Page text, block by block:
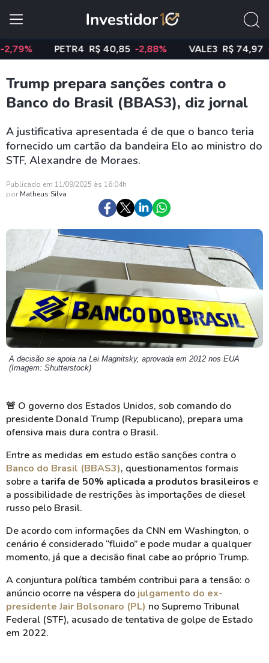
PETR4 R$ 40,85 -2,88% VALE3 R$ 74,97 -0,58%
Trump prepara sanções contra o
Banco do Brasil (BBAS3), diz jornal
A justificativa apresentada é de que o banco teria
fornecido um cartão da bandeira Elo ao ministro do
STF, Alexandre de Moraes.
Publicado em 11/09/2025 às 16:04h
por Matheus Silva
A decisão se apoia na Lei Magnitsky, aprovada em 2012 nos EUA
(Imagem: Shutterstock)
🚨 O governo dos Estados Unidos, sob comando do
presidente Donald Trump (Republicano), prepara uma
ofensiva mais dura contra o Brasil.
Entre as medidas em estudo estão sanções contra o
Banco do Brasil (BBAS3), questionamentos formais
sobre a tarifa de 50% aplicada a produtos brasileiros e
a possibilidade de restrições às importações de diesel
russo pelo Brasil.
De acordo com informações da CNN em Washington, o
cenário é considerado “fluido” e pode mudar a qualquer
momento, já que a decisão final cabe ao próprio Trump.
A conjuntura política também contribui para a tensão: o
anúncio ocorre na véspera do julgamento do ex-
presidente Jair Bolsonaro (PL) no Supremo Tribunal
Federal (STF), acusado de tentativa de golpe de Estado
em 2022.